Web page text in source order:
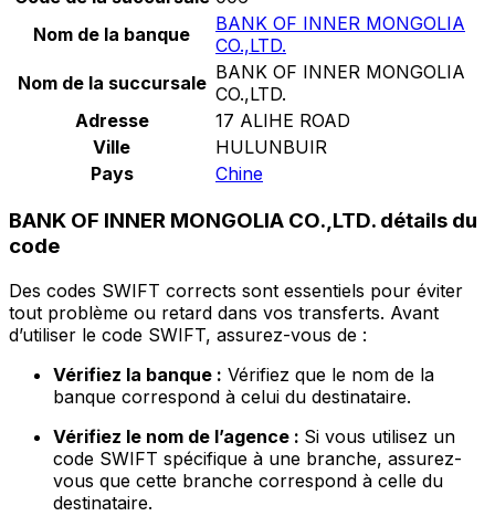
Nom de la banque
BANK OF INNER MONGOLIA
CO.,LTD.
Nom de la succursale BANK OF INNER MONGOLIA
CO.,LTD.
Adresse
17 ALIHE ROAD
Ville
HULUNBUIR
Pays
Chine
BANK OF INNER MONGOLIA CO.,LTD. détails du
code
Des codes SWIFT corrects sont essentiels pour éviter
tout problème ou retard dans vos transferts. Avant
d’utiliser le code SWIFT, assurez-vous de :
Vérifiez la banque : Vérifiez que le nom de la
banque correspond à celui du destinataire.
Vérifiez le nom de l’agence : Si vous utilisez un
code SWIFT spécifique à une branche, assurez-
vous que cette branche correspond à celle du
destinataire.